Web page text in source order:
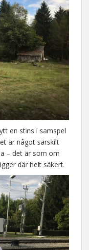
en stins i samspel
är något särskilt
– det är som om
där helt säkert.